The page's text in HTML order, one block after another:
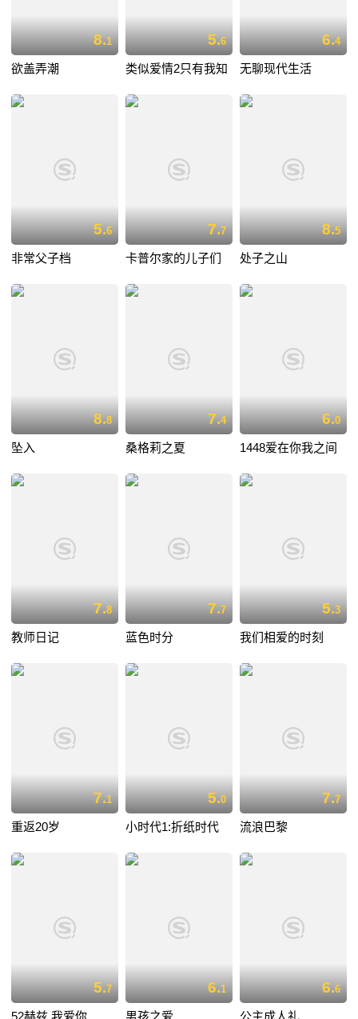
8.1
欲盖弄潮
5.6
类似爱情2只有我知
6.4
无聊现代生活
5.6
非常父子档
7.7
卡普尔家的儿子们
8.5
处子之山
8.8
坠入
7.4
桑格莉之夏
6.0
1448爱在你我之间
7.8
教师日记
7.7
蓝色时分
5.3
我们相爱的时刻
7.1
重返20岁
5.0
小时代1:折纸时代
7.7
流浪巴黎
5.7 6.1 6.6